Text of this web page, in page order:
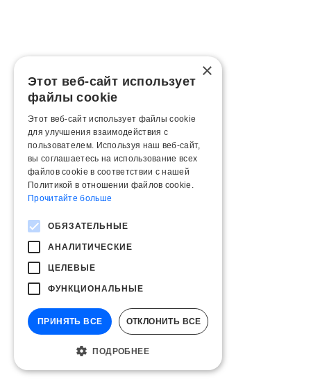
×
Этот веб-сайт использует
файлы cookie
Этот веб-сайт использует файлы cookie
для улучшения взаимодействия с
пользователем. Используя наш веб-сайт,
вы соглашаетесь на использование всех
файлов cookie в соответствии с нашей
Политикой в ​​отношении файлов cookie.
Прочитайте больше
ОБЯЗАТЕЛЬНЫЕ
АНАЛИТИЧЕСКИЕ
ЦЕЛЕВЫЕ
ФУНКЦИОНАЛЬНЫЕ
ПРИНЯТЬ ВСЕ ОТКЛОНИТЬ ВСЕ
ПОДРОБНЕЕ